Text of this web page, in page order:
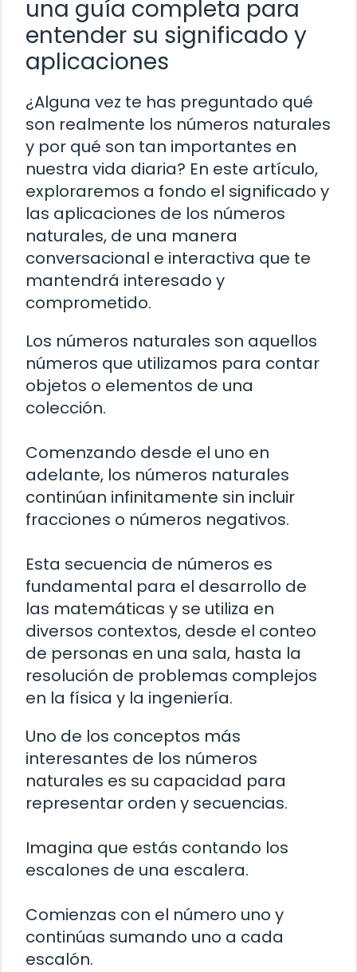
una guía completa para
entender su significado y
aplicaciones
¿Alguna vez te has preguntado qué
son realmente los números naturales
y por qué son tan importantes en
nuestra vida diaria? En este artículo,
exploraremos a fondo el significado y
las aplicaciones de los números
naturales, de una manera
conversacional e interactiva que te
mantendrá interesado y
comprometido.
Los números naturales son aquellos
números que utilizamos para contar
objetos o elementos de una
colección.
Comenzando desde el uno en
adelante, los números naturales
continúan infinitamente sin incluir
fracciones o números negativos.
Esta secuencia de números es
fundamental para el desarrollo de
las matemáticas y se utiliza en
diversos contextos, desde el conteo
de personas en una sala, hasta la
resolución de problemas complejos
en la física y la ingeniería.
Uno de los conceptos más
interesantes de los números
naturales es su capacidad para
representar orden y secuencias.
Imagina que estás contando los
escalones de una escalera.
Comienzas con el número uno y
continúas sumando uno a cada
escalón.